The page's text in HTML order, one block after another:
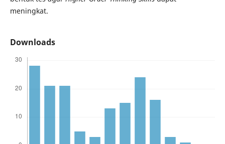
meningkat.
Downloads